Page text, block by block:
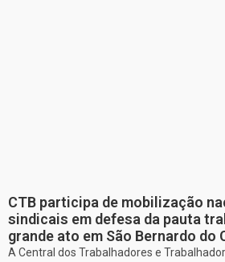
CTB participa de mobilização
sindicais em defesa da pauta
grande ato em São Bernardo do
A Central dos Trabalhadores e